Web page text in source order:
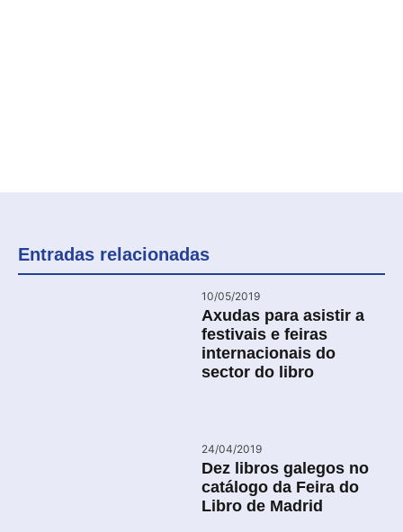
Entradas relacionadas
10/05/2019
Axudas para asistir a
festivais e feiras
internacionais do
sector do libro
24/04/2019
Dez libros galegos no
catálogo da Feira do
Libro de Madrid